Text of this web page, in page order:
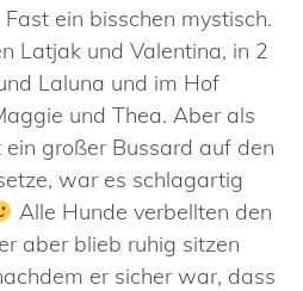
ein bisschen mystisch.
Latjak und Valentina, in 2
Laluna und im Hof
und Thea. Aber als
großer Bussard auf den
war es schlagartig
Alle Hunde verbellten den
aber blieb ruhig sitzen
er sicher war, dass